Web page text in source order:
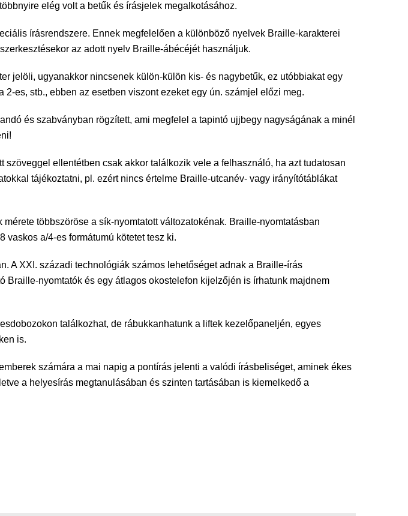
elég volt a betűk és írásjelek megalkotásához.
írásrendszere. Ennek megfelelően a különböző nyelvek Braille-karakterei
az adott nyelv Braille-ábécéjét használjuk.
jelöli, ugyanakkor nincsenek külön-külön kis- és nagybetűk, ez utóbbiakat egy
es, stb., ebben az esetben viszont ezeket egy ún. számjel előzi meg.
és szabványban rögzített, ami megfelel a tapintó ujjbegy nagyságának a minél
ellentétben csak akkor találkozik vele a felhasználó, ha azt tudatosan
tájékoztatni, pl. ezért nincs értelme Braille-utcanév- vagy irányítótáblákat
többszöröse a sík-nyomtatott változatokénak. Braille-nyomtatásban
vaskos a/4-es formátumú kötetet tesz ki.
A XXI. századi technológiák számos lehetőséget adnak a Braille-írás
nyomtatók és egy átlagos okostelefon kijelzőjén is írhatunk majdnem
találkozhat, de rábukkanhatunk a liftek kezelőpaneljén, egyes
is.
számára a mai napig a pontírás jelenti a valódi írásbeliséget, aminek ékes
a helyesírás megtanulásában és szinten tartásában is kiemelkedő a